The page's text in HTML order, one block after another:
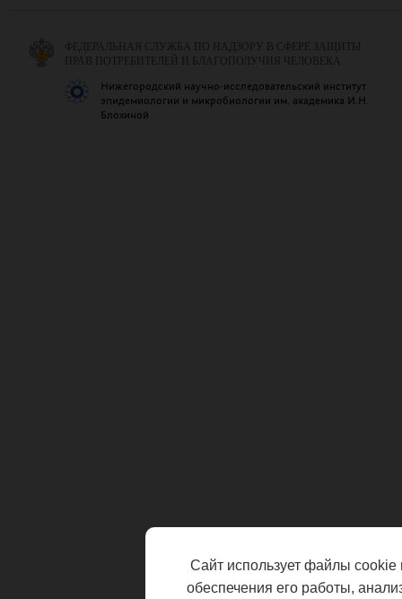
ФЕДЕРАЛЬНАЯ СЛУЖБА ПО НАДЗОРУ В СФЕРЕ ЗАЩИТЫ
ПРАВ ПОТРЕБИТЕЛЕЙ И БЛАГОПОЛУЧИЯ ЧЕЛОВЕКА
Нижегородский научно-исследовательский институт
эпидемиологии и микробиологии им. академика И.Н.
Блохиной
Сайт использует файлы cookie
обеспечения его работы,